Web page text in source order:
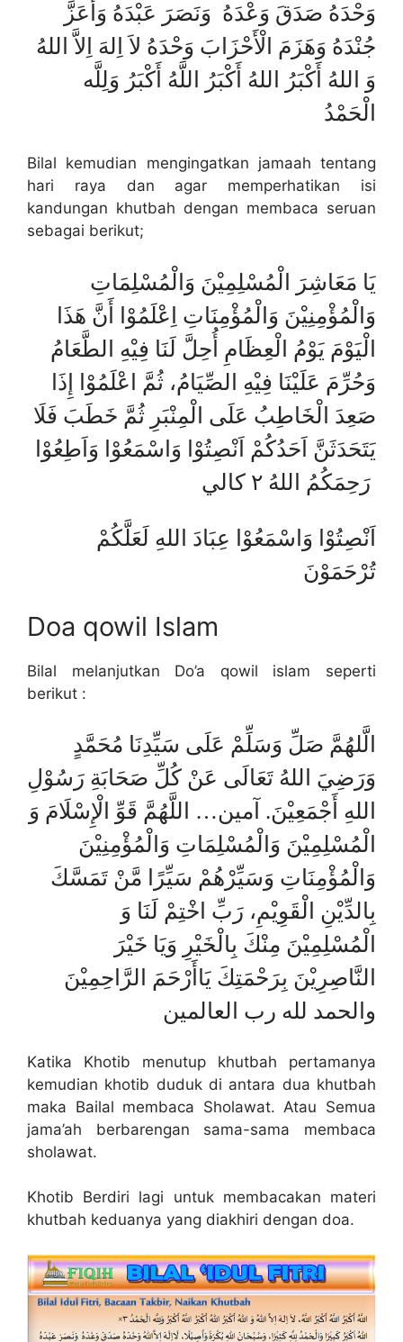
وَحْدَهُ صَدَقَ وَعْدَهُ وَنَصَرَ عَبْدَهُ وَأَعَزَّ
جُنْدَهُ وَهَزَمَ الْأَحْزَابَ وَحْدَهُ لاَ اِلهَ اِلاَّ اللهُ
وَ اللهُ أَكْبَرُ اللهُ أَكْبَرُ اللَّهُ أَكْبَرُ وَلِلَّه
الْحَمْدُ
Bilal kemudian mengingatkan jamaah tentang
hari raya dan agar memperhatikan isi
kandungan khutbah dengan membaca seruan
sebagai berikut;
يَا مَعَاشِرَ الْمُسْلِمِيْنَ وَالْمُسْلِمَاتِ
وَالْمُؤْمِنِيْنَ وَالْمُؤْمِنَاتِ اِعْلَمُوْا أَنَّ هَذَا
الْيَوْمَ يَوْمُ الْعِظَامِ أُحِلَّ لَنَا فِيْهِ الطَّعَامُ
وَحُرِّمَ عَلَيْنَا فِيْهِ الصِّيَامُ، ثُمَّ اعْلَمُوْا إِذَا
صَعِدَ الْخَاطِبُ عَلَى الْمِنْبَرِ ثُمَّ خَطَبَ فَلَا
يَتَحَدَثَنَّ اَحَدُكُمْ اَنْصِتُوْا وَاسْمَعُوْا وَاَطِعُوْا
اَنْصِتُوْا وَاسْمَعُوْا عِبَادَ اللهِ لَعَلَّكُمْ
تُرْحَمَوْنَ
Doa qowil Islam
Bilal melanjutkan Do’a qowil islam seperti
berikut :
الَّلهُمَّ صَلِّ وَسَلِّمْ عَلَى سَيِّدِنَا مُحَمَّدٍ
وَرَضِيَ اللهُ تَعَالَى عَنْ كُلِّ صَحَابَةِ رَسُوْلِ
اللهِ أَجْمَعِيْنَ. آمين… اللَّهُمَّ قَوِّ الْإِسْلَامَ وَ
الْمُسْلِمِيْنَ وَالْمُسْلِمَاتِ وَالْمُؤْمِنِيْنَ
وَالْمُؤْمِنَاتِ وَسَيِّرْهُمْ سَيِّرًا مَّنْ تَمَسَّكَ
بِالدِّيْنِ الْقَوِيْمِ، رَبِّ اخْتِمْ لَنَا وَ
الْمُسْلِمِيْنَ مِنْكَ بِالْخَيْرِ وَيَا خَيْرَ
النَّاصِرِيْنَ بِرَحْمَتِكَ يَاأَرْحَمَ الرَّاحِمِيْنَ
والحمد لله رب العالمين
Katika Khotib menutup khutbah pertamanya
kemudian khotib duduk di antara dua khutbah
maka Bailal membaca Sholawat. Atau Semua
jama’ah berbarengan sama-sama membaca
sholawat.
Khotib Berdiri lagi untuk membacakan materi
khutbah keduanya yang diakhiri dengan doa.